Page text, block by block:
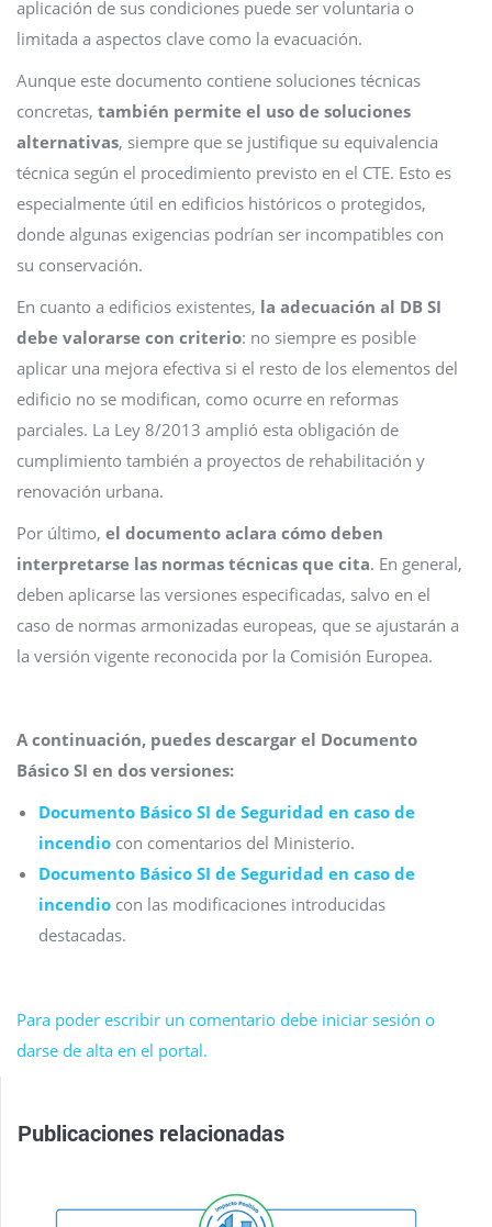
aplicación de sus condiciones puede ser voluntaria o
limitada a aspectos clave como la evacuación.
Aunque este documento contiene soluciones técnicas
concretas, también permite el uso de soluciones
alternativas, siempre que se justifique su equivalencia
técnica según el procedimiento previsto en el CTE. Esto es
especialmente útil en edificios históricos o protegidos,
donde algunas exigencias podrían ser incompatibles con
su conservación.
En cuanto a edificios existentes, la adecuación al DB SI
debe valorarse con criterio: no siempre es posible
aplicar una mejora efectiva si el resto de los elementos del
edificio no se modifican, como ocurre en reformas
parciales. La Ley 8/2013 amplió esta obligación de
cumplimiento también a proyectos de rehabilitación y
renovación urbana.
Por último, el documento aclara cómo deben
interpretarse las normas técnicas que cita. En general,
deben aplicarse las versiones especificadas, salvo en el
caso de normas armonizadas europeas, que se ajustarán a
la versión vigente reconocida por la Comisión Europea.
A continuación, puedes descargar el Documento
Básico SI en dos versiones:
Documento Básico SI de Seguridad en caso de
incendio con comentarios del Ministerio.
Documento Básico SI de Seguridad en caso de
incendio con las modificaciones introducidas
destacadas.
Para poder escribir un comentario debe iniciar sesión o
darse de alta en el portal.
Publicaciones relacionadas